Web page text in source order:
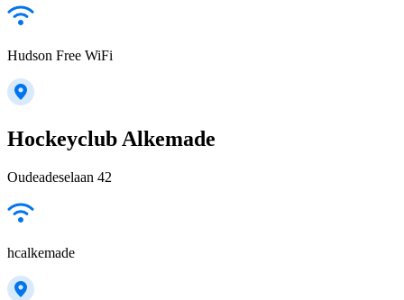
Hudson Free WiFi
Hockeyclub Alkemade
Oudeadeselaan 42
hcalkemade